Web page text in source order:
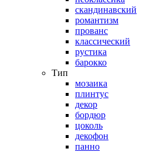
скандинавский
романтизм
прованс
классический
рустика
барокко
Тип
мозаика
плинтус
декор
бордюр
цоколь
декофон
панно